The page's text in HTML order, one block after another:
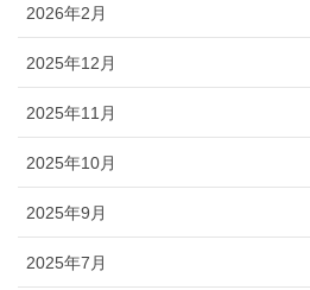
2026年2月
2025年12月
2025年11月
2025年10月
2025年9月
2025年7月